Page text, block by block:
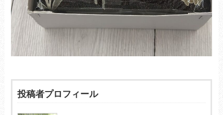
投稿者プロフィール